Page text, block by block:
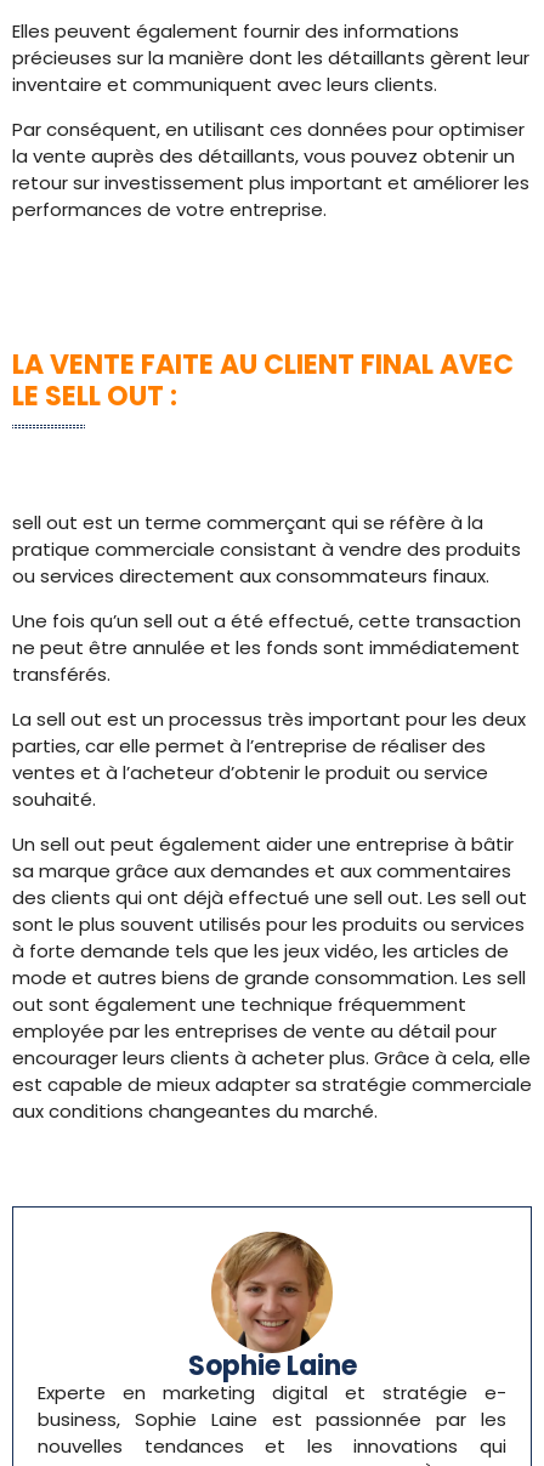
Elles peuvent également fournir des informations
précieuses sur la manière dont les détaillants gèrent leur
inventaire et communiquent avec leurs clients.
Par conséquent, en utilisant ces données pour optimiser
la vente auprès des détaillants, vous pouvez obtenir un
retour sur investissement plus important et améliorer les
performances de votre entreprise.
LA VENTE FAITE AU CLIENT FINAL AVEC
LE SELL OUT :
sell out est un terme commerçant qui se réfère à la
pratique commerciale consistant à vendre des produits
ou services directement aux consommateurs finaux.
Une fois qu’un sell out a été effectué, cette transaction
ne peut être annulée et les fonds sont immédiatement
transférés.
La sell out est un processus très important pour les deux
parties, car elle permet à l’entreprise de réaliser des
ventes et à l’acheteur d’obtenir le produit ou service
souhaité.
Un sell out peut également aider une entreprise à bâtir
sa marque grâce aux demandes et aux commentaires
des clients qui ont déjà effectué une sell out. Les sell out
sont le plus souvent utilisés pour les produits ou services
à forte demande tels que les jeux vidéo, les articles de
mode et autres biens de grande consommation. Les sell
out sont également une technique fréquemment
employée par les entreprises de vente au détail pour
encourager leurs clients à acheter plus. Grâce à cela, elle
est capable de mieux adapter sa stratégie commerciale
aux conditions changeantes du marché.
Sophie Laine
Experte en marketing digital et stratégie e-
business, Sophie Laine est passionnée par les
nouvelles tendances et les innovations qui